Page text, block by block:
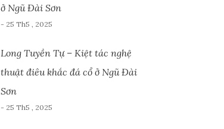
ở Ngũ Đài Sơn
- 25 Th5 , 2025
Long Tuyền Tự – Kiệt tác nghệ
thuật điêu khắc đá cổ ở Ngũ Đài
Sơn
- 25 Th5 , 2025